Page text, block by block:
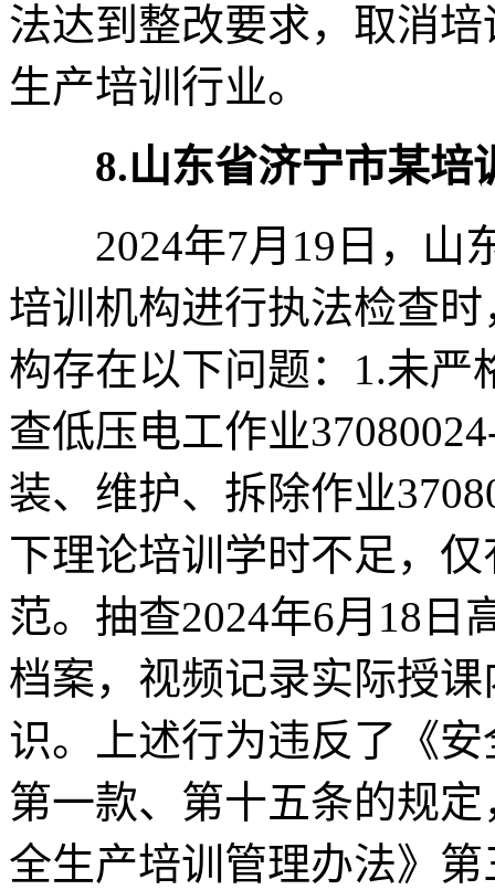
法达到整改要求，取消
生产培训行业。
8.山东省济宁市某培
2024年7月19日，山
培训机构进行执法检查
构存在以下问题：1.未
查低压电工作业
装、维护、拆除作业
下理论培训学时不足，
范。抽查2024年6月18日
档案，视频记录实际授
识。上述行为违反了《
第一款、第十五条的规
全生产培训管理办法》